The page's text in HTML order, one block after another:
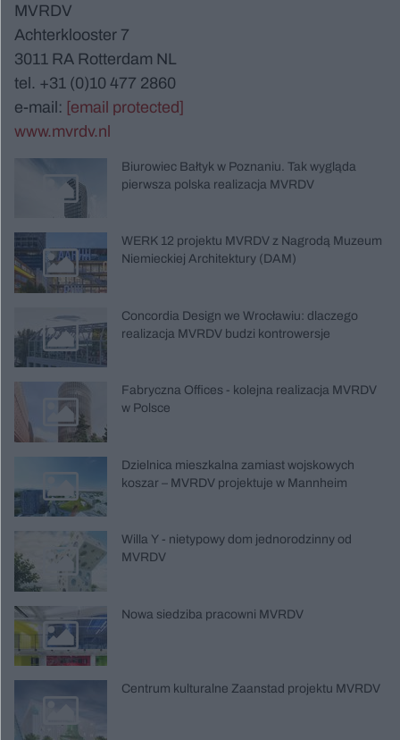
MVRDV
Achterklooster 7
3011 RA Rotterdam NL
tel. +31 (0)10 477 2860
e-mail: [email protected]
www.mvrdv.nl
Biurowiec Bałtyk w Poznaniu. Tak wygląda
pierwsza polska realizacja MVRDV
WERK 12 projektu MVRDV z Nagrodą Muzeum
Niemieckiej Architektury (DAM)
Concordia Design we Wrocławiu: dlaczego
realizacja MVRDV budzi kontrowersje
Fabryczna Offices - kolejna realizacja MVRDV
w Polsce
Dzielnica mieszkalna zamiast wojskowych
koszar – MVRDV projektuje w Mannheim
Willa Y - nietypowy dom jednorodzinny od
MVRDV
Nowa siedziba pracowni MVRDV
Centrum kulturalne Zaanstad projektu MVRDV